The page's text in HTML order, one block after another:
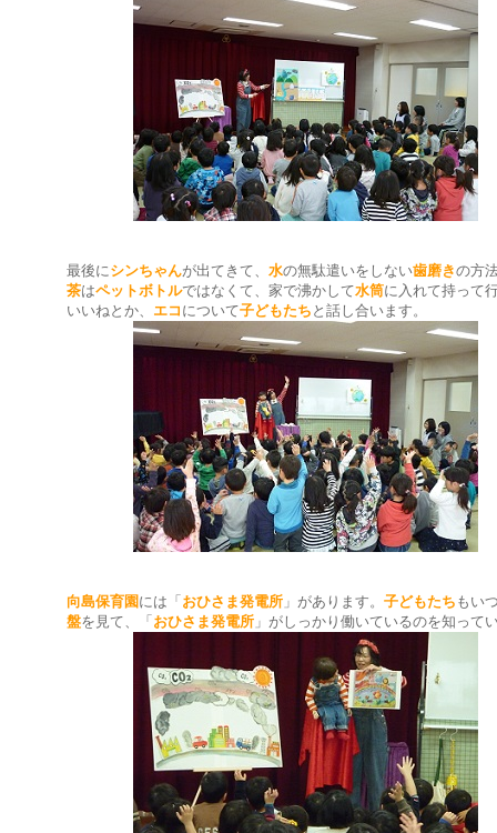
最後にシンちゃんが出てきて、 水の無駄遣いをしない歯磨きの方
茶はペットボトルではなくて、家で沸かして水筒に入れて持って
いいねとか、 エコ について子どもたち と話し合います。
向島保育園 には「 おひさま発電所 」があります。 子どもたち もい
盤を見て、「 おひさま発電所 」がしっかり働いているのを知って